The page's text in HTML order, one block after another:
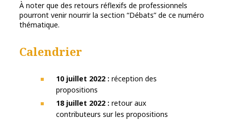
À noter que des retours réflexifs de professionnels
pourront venir nourrir la section “Débats” de ce numéro
thématique.
Calendrier
10 juillet 2022 : réception des
propositions
18 juillet 2022 : retour aux
contributeurs sur les propositions